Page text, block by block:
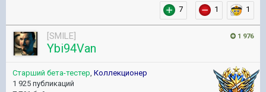
7 1 1
1 976
[SMILE]
Ybi94Van
Старший бета-тестер, Коллекционер
1 925 публикаций